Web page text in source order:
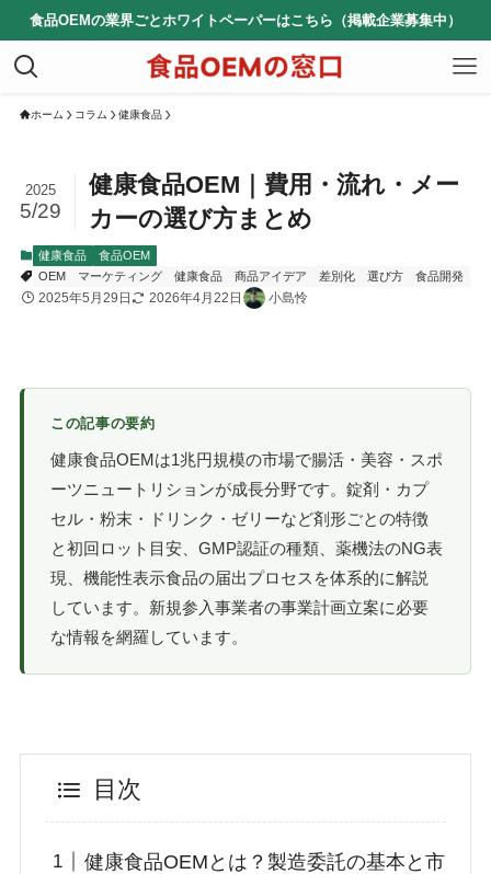
食品OEMの業界ごとホワイトペーパーはこちら（掲載企業募集中）
ホーム コラム 健康食品
健康食品OEM｜費用・流れ・メー
カーの選び方まとめ
2025
5/29
健康食品
食品OEM
OEM
マーケティング 健康食品 商品アイデア 差別化 選び方 食品開発
2025年5月29日 2026年4月22日 小島怜
この記事の要約
健康食品OEMは1兆円規模の市場で腸活・美容・スポ
ーツニュートリションが成長分野です。錠剤・カプ
セル・粉末・ドリンク・ゼリーなど剤形ごとの特徴
と初回ロット目安、GMP認証の種類、薬機法のNG表
現、機能性表示食品の届出プロセスを体系的に解説
しています。新規参入事業者の事業計画立案に必要
な情報を網羅しています。
目次
健康食品OEMとは？製造委託の基本と市